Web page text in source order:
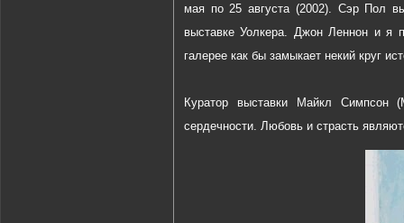
мая по 25 августа (2002). Сэр Пол
выставке Уолкера. Джон Леннон и я
галерее как бы замыкает некий круг
Куратор выставки Майкл Симпсон
сердечности. Любовь и страсть